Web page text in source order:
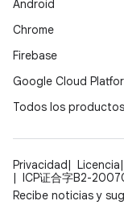
Android
Chrome
Firebase
Google Cloud
Todos los productos
Privacidad Licencia
ICP证合字B2-
Recibe noticias y